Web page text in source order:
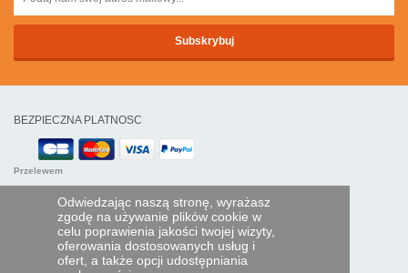
Odwiedzając naszą stronę, wyrażasz
zgodę na używanie plików cookie w
celu poprawienia jakości twojej wizyty,
oferowania dostosowanych usług i
ofert, a także opcji udostępniania
BEZPIECZNA PLATNOSC
Przelewem
POMOC I USŁUGI
Śledź swoje zamówienie
PILOTY EXPRESS